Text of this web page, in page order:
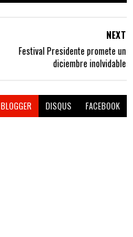
NEXT
Festival Presidente promete un
diciembre inolvidable
BLOGGER DISQUS FACEBOOK